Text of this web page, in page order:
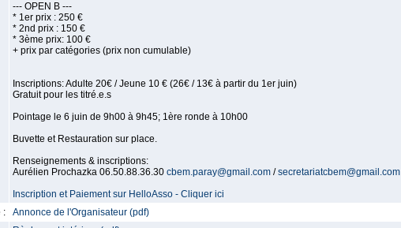
--- OPEN B ---
* 1er prix : 250 €
* 2nd prix : 150 €
* 3ème prix: 100 €
+ prix par catégories (prix non cumulable)
Inscriptions: Adulte 20€ / Jeune 10 € (26€ / 13€ à partir du 1er juin)
Gratuit pour les titré.e.s
Pointage le 6 juin de 9h00 à 9h45; 1ère ronde à 10h00
Buvette et Restauration sur place.
Renseignements & inscriptions:
Aurélien Prochazka 06.50.88.36.30 cbem.paray@gmail.com /secretariatcbem@gmail.com
Inscription et Paiement sur HelloAsso - Cliquer ici
:
Annonce de l'Organisateur (pdf)